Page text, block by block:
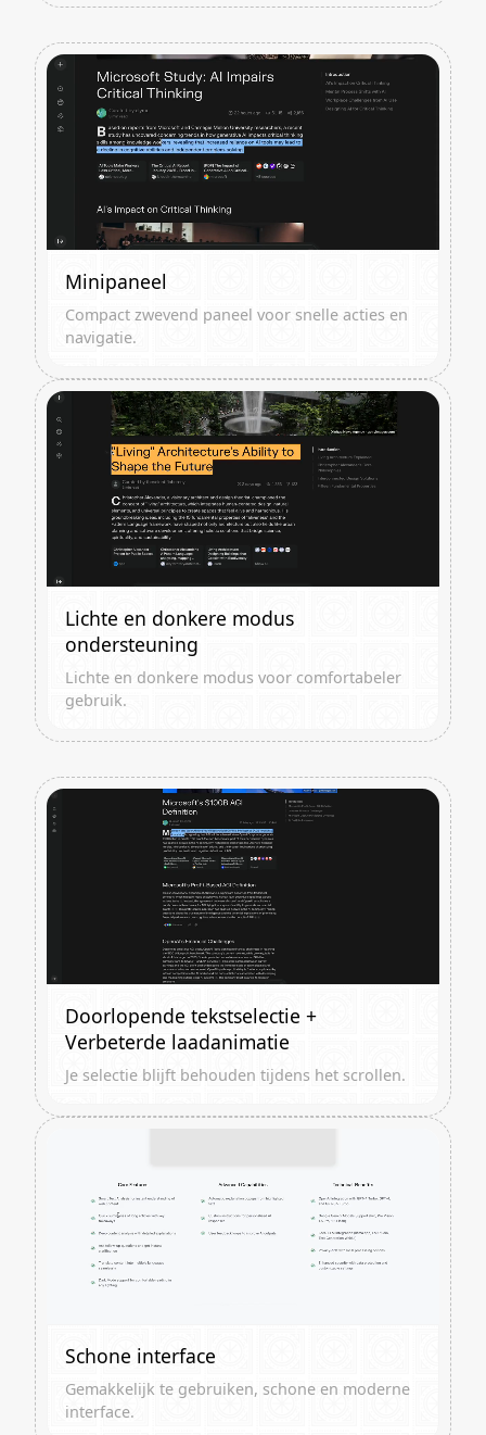
Minipaneel
Compact zwevend paneel voor snelle acties en
navigatie.
Lichte en donkere modus
ondersteuning
Lichte en donkere modus voor comfortabeler
gebruik.
Doorlopende tekstselectie +
Verbeterde laadanimatie
Je selectie blijft behouden tijdens het scrollen.
Schone interface
Gemakkelijk te gebruiken, schone en moderne
interface.